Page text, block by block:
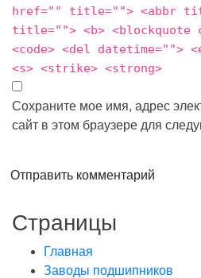
href="" title=""> <abbr
title=""> <b> <blockquote
<code> <del datetime="">
<s> <strike> <strong>
Сохраните мое имя, адрес
сайт в этом браузере для
Отправить комментарий
Страницы
Главная
Заводы подшипников